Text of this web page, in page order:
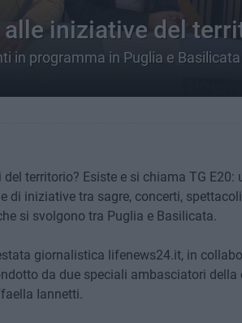
alle iniziative del
in programma in Puglia e
territorio? Esiste e si chiama TG E20:
di iniziative tra sagre, concerti,
si svolgono tra Puglia e Basilicata.
giornalistica lifenews24.it, in
da due speciali ambasciatori della
Iannetti.